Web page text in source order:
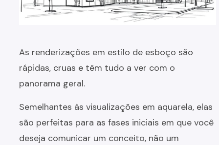
As renderizações em estilo de esboço são
rápidas, cruas e têm tudo a ver com o
panorama geral.
Semelhantes às visualizações em aquarela, elas
são perfeitas para as fases iniciais em que você
deseja comunicar um conceito, não um